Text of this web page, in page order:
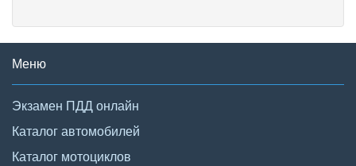
Меню
Экзамен ПДД онлайн
Каталог автомобилей
Каталог мотоциклов